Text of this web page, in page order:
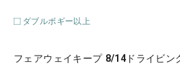
ダブルボギー以上
フェアウェイキープ 8/14 ドライビン